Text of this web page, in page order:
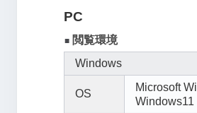
PC
■ 閲覧環境
Windows
OS
Microsoft
Windows11